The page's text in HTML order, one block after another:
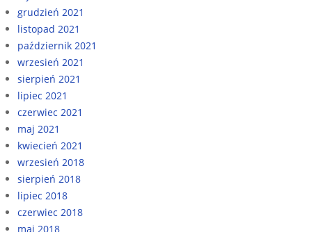
grudzień 2021
listopad 2021
październik 2021
wrzesień 2021
sierpień 2021
lipiec 2021
czerwiec 2021
maj 2021
kwiecień 2021
wrzesień 2018
sierpień 2018
lipiec 2018
czerwiec 2018
maj 2018